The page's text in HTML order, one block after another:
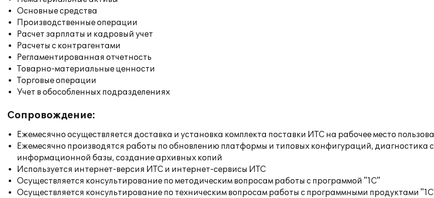
Основные средства
Производственные операции
Расчет зарплаты и кадровый учет
Расчеты с контрагентами
Регламентированная отчетность
Товарно-материальные ценности
Торговые операции
Учет в обособленных подразделениях
Сопровождение:
Ежемесячно осуществляется доставка и установка комплекта поставки ИТС на рабочее место
Ежемесячно производятся работы по обновлению платформы и типовых конфигураций, диагностика
информационной базы, создание архивных копий
Используется интернет-версия ИТС и интернет-сервисы ИТС
Осуществляется консультирование по методическим вопросам работы с программой "1С"
Осуществляется консультирование по техническим вопросам работы с программными продуктами